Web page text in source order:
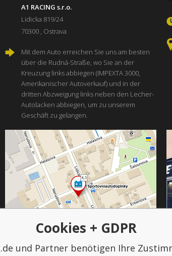
A1 RACING s.r.o.
Lidicka 819/24
70300 , Ostrava
Mit dem Auto erreichen Sie uns am besten
über die Rudná-Straße, wo Sie an der
Kreuzung links abbiegen (IMPEXTA 3000,
Amerikanischer Autoverkauf) und in der
dritten Abzweigung links neben den Lecher-
Autolacken abbiegen, um zu unserem
Geschäft zu gelangen.
Cookies + GDPR
und Partner benötigen Ihre